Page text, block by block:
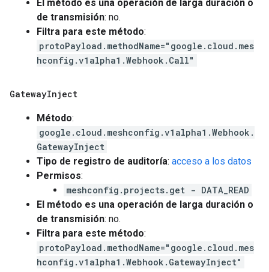
El método es una operación de larga duración o
de transmisión: no.
Filtra para este método:
protoPayload.methodName="google.cloud.mes
hconfig.v1alpha1.Webhook.Call"
GatewayInject
Método:
google.cloud.meshconfig.v1alpha1.Webhook.
GatewayInject
Tipo de registro de auditoría: acceso a los datos
Permisos:
meshconfig.projects.get - DATA_READ
El método es una operación de larga duración o
de transmisión: no.
Filtra para este método:
protoPayload.methodName="google.cloud.mes
hconfig.v1alpha1.Webhook.GatewayInject"